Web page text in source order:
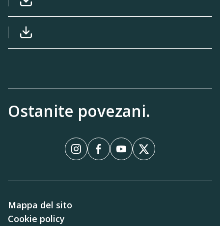
Download file: Proposta RUP autorizzazione
Download file: Autorizzazione subappalto
Ostanite povezani.
InstagramInstagram
FacebookFacebook
YouTubeYouTube
XX
Mappa del sito
Cookie policy